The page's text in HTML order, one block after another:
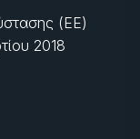
(ΕΕ)
2018